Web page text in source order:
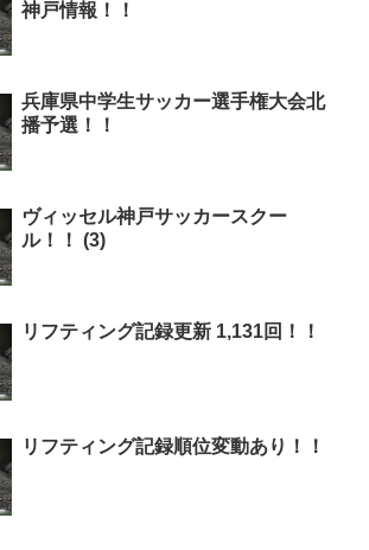
神戸情報！！
兵庫県中学生サッカー選手権大会北
播予選！！
ヴィッセル神戸サッカースクー
ル！！ (3)
リフティング記録更新 1,131回！！
リフティング記録順位変動あり！！